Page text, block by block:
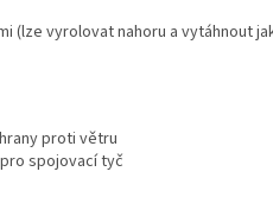
(lze vyrolovat nahoru a vytáhnout
proti větru
spojovací tyč